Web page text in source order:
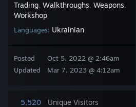
View desktop website
Trading, Walkthroughs, Weapons,
Workshop
Languages: Ukrainian
Posted
Updated
Oct 5, 2022 @ 2:46am
Mar 7, 2023 @ 4:12am
5,520
Unique Visitors
Привіт.
Я займаюсь перекладом гри